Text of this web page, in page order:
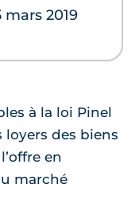
2019
à la loi Pinel
des biens
en
marché